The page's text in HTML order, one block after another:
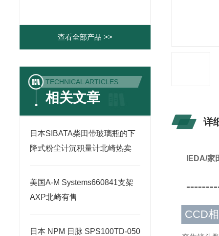
查看全部产品 >>
TECHNICAL ARTICLES
相关文章
日本SIBATA柴田带玻璃瓶的下
降式粉尘计沉积量计北崎热卖
美国A-M Systems660841支架
AXP北崎有售
日本 NPM 日脉 SPS100TD-050
详
IEDA/
CCD